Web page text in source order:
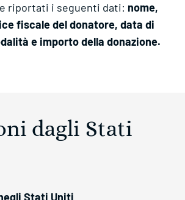
riportati i seguenti dati: nome,
fiscale del donatore, data di
e importo della donazione.
dagli Stati
Stati Uniti